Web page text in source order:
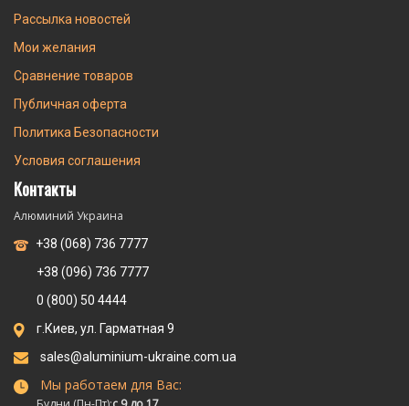
Рассылка новостей
Мои желания
Сравнение товаров
Публичная оферта
Политика Безопасности
Условия соглашения
Контакты
Алюминий Украина
+38 (068) 736 7777
+38 (096) 736 7777
0 (800) 50 4444
г.Киев, ул. Гарматная 9
sales@aluminium-ukraine.com.ua
Мы работаем для Вас: